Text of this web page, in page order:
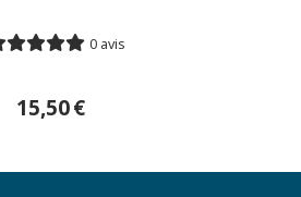
0 avis
15,50€